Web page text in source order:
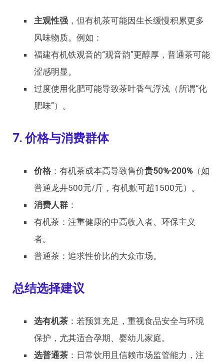
主观性强 ，但有机茶可能因生长缓慢积累更多
风味物质。例如：
福建有机铁观音的“观音韵”更醇厚，普通茶可能
涩感明显。
过度使用化肥可能导致茶叶香气浮浅（所谓“化
肥味”）。
7. 价格与消费群体
价格 ：有机茶成本高导致售价贵50%-200%（如
普通龙井500元/斤，有机款可超1500元）。
消费人群 ：
有机茶：注重健康的中高收入者、环保主义
者。
普通茶：追求性价比的大众市场。
总结选择建议
选有机茶 ：若预算充足，重视食品安全与环境
保护，尤其适合孕期、婴幼儿家庭。
选普通茶 ：日常饮用且信赖市场监管能力，注